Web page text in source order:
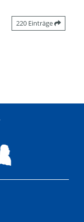
220 Einträge